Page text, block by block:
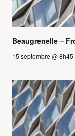
Beaugrenelle –
15 septembre @ 8h45